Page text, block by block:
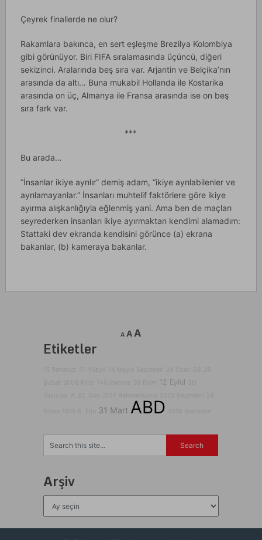
Çeyrek finallerde ne olur?
Rakamlara bakınca, en sert eşleşme Brezilya Kolombiya
gibi görünüyor. Biri FIFA sıralamasında üçüncü, diğeri
sekizinci. Aralarında beş sıra var. Arjantin ve Belçika’nın
arasında da altı… Buna mukabil Hollanda ile Kostarika
arasında on üç, Almanya ile Fransa arasında ise on beş
sıra fark var.
***
Bu arada…
“İnsanlar ikiye ayrılır” demiş adam, “ikiye ayrılabilenler ve
ayrılamayanlar.” İnsanları muhtelif faktörlere göre ikiye
ayırma alışkanlığıyla eğlenmiş yani. Ama ben de maçları
seyrederken insanları ikiye ayırmaktan kendimi alamadım:
Stattaki dev ekranda kendisini görünce (a) ekrana
bakanlar, (b) kameraya bakanlar.
A AA
Etiketler
12 Eylül
31 Mart ABD
Arşiv